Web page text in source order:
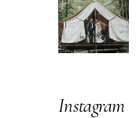
Instagram